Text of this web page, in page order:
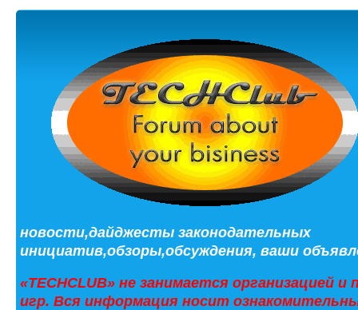
новости,дайджесты законодательных
инициатив,обзоры,обсуждения, ваши
«TECHCLUB» не занимается организацией
игр. Вся информация носит